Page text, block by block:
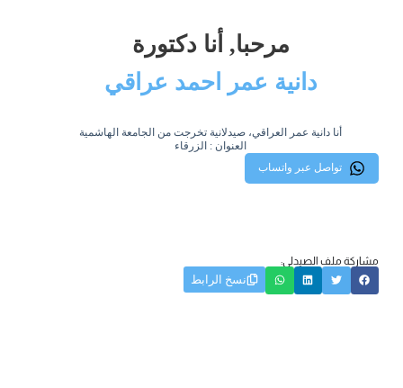
مرحبا, أنا دكتورة
دانية عمر احمد عراقي
أنا دانية عمر العراقي، صيدلانية تخرجت من الجامعة الهاشمية
العنوان : الزرقاء
تواصل عبر واتساب
مشاركة ملف الصيدلي:
نسخ الرابط